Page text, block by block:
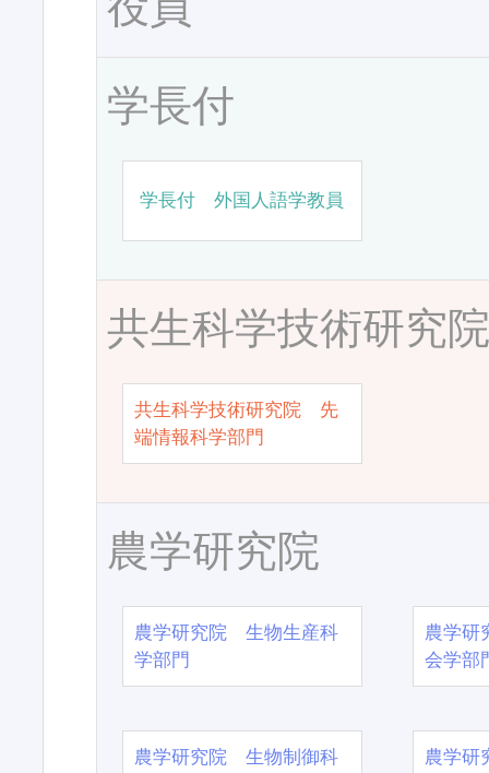
学長付
学長付 外国人語学教員
共生科学技術研究
共生科学技術研究院 先
端情報科学部門
農学研究院
農学研究院 生物生産科
学部門
農学
会学部
農学研究院 生物制御科
農学